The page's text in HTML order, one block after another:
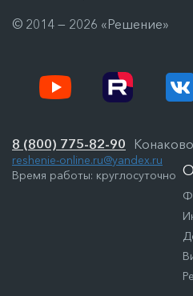
© 2014 — 2026 «Решение»
8 (800) 775-82-90
reshenie-online.ru@yandex.ru
Время работы: круглосуточно